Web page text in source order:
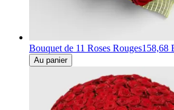
Bouquet de 11 Roses Rouges158,68
Au panier